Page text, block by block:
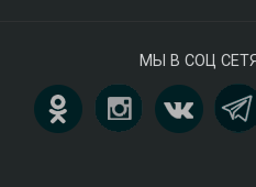
МЫ В СОЦ